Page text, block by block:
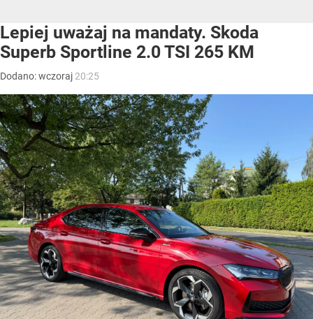
Lepiej uważaj na mandaty. Skoda
Superb Sportline 2.0 TSI 265 KM
Dodano:wczoraj 20:25